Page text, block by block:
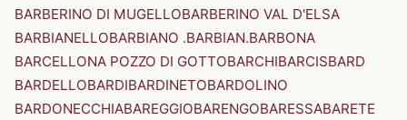
BARBERINO DI MUGELLOBARBERINO VAL D'ELSA
BARBIANELLOBARBIANO .BARBIAN.BARBONA
BARCELLONA POZZO DI GOTTOBARCHIBARCISBARD
BARDELLOBARDIBARDINETOBARDOLINO
BARDONECCHIABAREGGIOBARENGOBARESSABARETE